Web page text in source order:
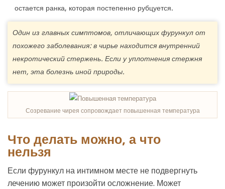
остается ранка, которая постепенно рубцуется.
Один из главных симптомов, отличающих фурункул от
похожего заболевания: в чирье находится внутренний
некротический стержень. Если у уплотнения стержня
нет, эта болезнь иной природы.
Созревание чирея сопровождает повышенная температура
Что делать можно, а что
нельзя
Если фурункул на интимном месте не подвергнуть
лечению может произойти осложнение. Может